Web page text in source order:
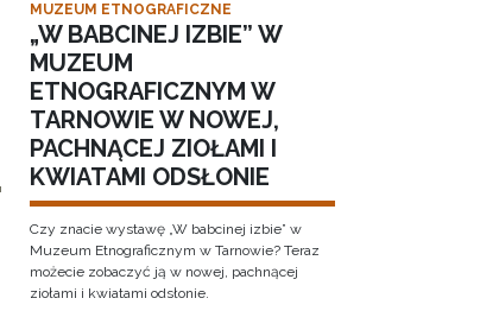
MUZEUM ETNOGRAFICZNE
„W BABCINEJ IZBIE” W
MUZEUM
ETNOGRAFICZNYM W
TARNOWIE W NOWEJ,
PACHNĄCEJ ZIOŁAMI I
KWIATAMI ODSŁONIE
Czy znacie wystawę „W babcinej izbie” w
Muzeum Etnograficznym w Tarnowie? Teraz
możecie zobaczyć ją w nowej, pachnącej
ziołami i kwiatami odsłonie.